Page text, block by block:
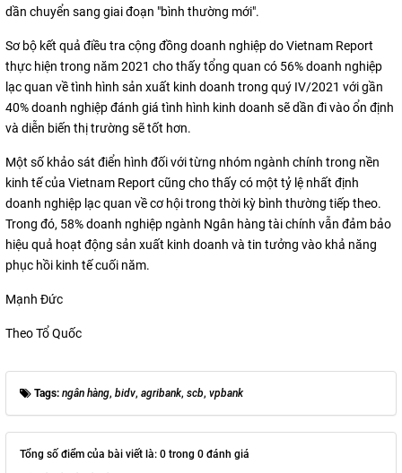
dần chuyển sang giai đoạn "bình thường mới".
Sơ bộ kết quả điều tra cộng đồng doanh nghiệp do Vietnam Report
thực hiện trong năm 2021 cho thấy tổng quan có 56% doanh nghiệp
lạc quan về tình hình sản xuất kinh doanh trong quý IV/2021 với gần
40% doanh nghiệp đánh giá tình hình kinh doanh sẽ dần đi vào ổn định
và diễn biến thị trường sẽ tốt hơn.
Một số khảo sát điển hình đối với từng nhóm ngành chính trong nền
kinh tế của Vietnam Report cũng cho thấy có một tỷ lệ nhất định
doanh nghiệp lạc quan về cơ hội trong thời kỳ bình thường tiếp theo.
Trong đó, 58% doanh nghiệp ngành Ngân hàng tài chính vẫn đảm bảo
hiệu quả hoạt động sản xuất kinh doanh và tin tưởng vào khả năng
phục hồi kinh tế cuối năm.
Mạnh Đức
Theo Tổ Quốc
Tags: ngân hàng, bidv, agribank, scb, vpbank
Tổng số điểm của bài viết là: 0 trong 0 đánh giá